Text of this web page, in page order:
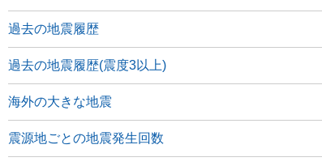
過去の地震履歴
過去の地震履歴(震度3以上)
海外の大きな地震
震源地ごとの地震発生回数